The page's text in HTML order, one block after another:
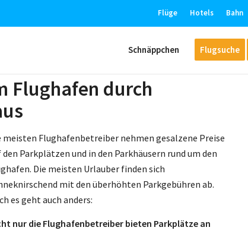
Flüge Hotels Bahn
Schnäppchen Flugsuche
Flughafen durch
meisten Flughafenbetreiber nehmen gesalzene Preise
den Parkplätzen und in den Parkhäusern rund um den
Die meisten Urlauber finden sich
mit den überhöhten Parkgebühren ab.
es geht auch anders:
nur die Flughafenbetreiber bieten Parkplätze an